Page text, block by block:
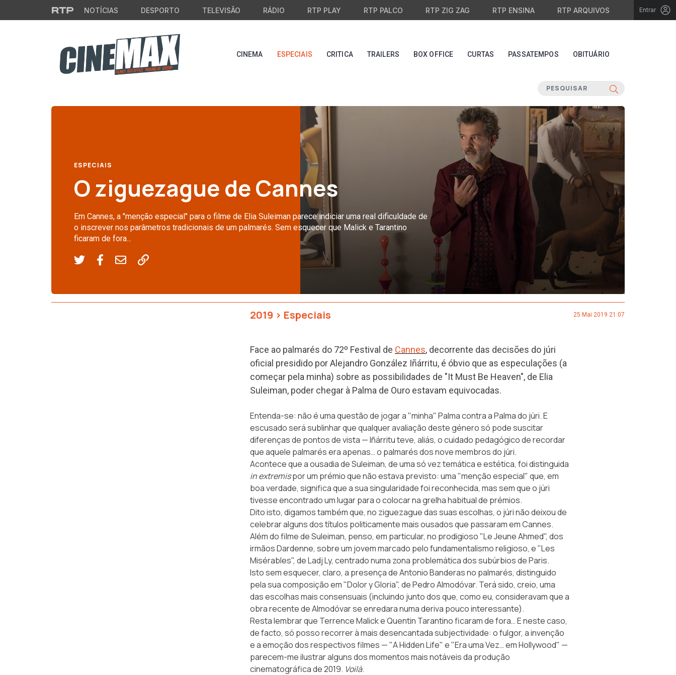
Saltar para o conteúdo principal
NOTÍCIAS DESPORTO TELEVISÃO RÁDIO RTP PLAY RTP PALCO RTP ZIG ZAG RTP ENSINA RTP ARQUIVOS Entrar
CINEMA ESPECIAIS CRITICA TRAILERS BOX OFFICE CURTAS PASSATEMPOS OBITUÁRIO
ESPECIAIS
O ziguezague de Cannes
Em Cannes, a "menção especial" para o filme de Elia Suleiman parece indiciar uma real dificuldade de
o inscrever nos parâmetros tradicionais de um palmarés. Sem esquecer que Malick e Tarantino
ficaram de fora...
2019 > Especiais 25 Mai 2019 21:07
Face ao palmarés do 72º Festival de Cannes, decorrente das decisões do júri
oficial presidido por Alejandro González Iñárritu, é óbvio que as especulações (a
começar pela minha) sobre as possibilidades de "It Must Be Heaven", de Elia
Suleiman, poder chegar à Palma de Ouro estavam equivocadas.
Entenda-se: não é uma questão de jogar a "minha" Palma contra a Palma do júri. E
escusado será sublinhar que qualquer avaliação deste género só pode suscitar
diferenças de pontos de vista — Iñárritu teve, aliás, o cuidado pedagógico de recordar
que aquele palmarés era apenas… o palmarés dos nove membros do júri.
Acontece que a ousadia de Suleiman, de uma só vez temática e estética, foi distinguida
in extremispor um prémio que não estava previsto: uma "menção especial" que, em
boa verdade, significa que a sua singularidade foi reconhecida, mas sem que o júri
tivesse encontrado um lugar para o colocar na grelha habitual de prémios.
Dito isto, digamos também que, no ziguezague das suas escolhas, o júri não deixou de
celebrar alguns dos títulos politicamente mais ousados que passaram em Cannes.
Além do filme de Suleiman, penso, em particular, no prodigioso "Le Jeune Ahmed", dos
irmãos Dardenne, sobre um jovem marcado pelo fundamentalismo religioso, e "Les
Misérables", de Ladj Ly, centrado numa zona problemática dos subúrbios de Paris.
Isto sem esquecer, claro, a presença de Antonio Banderas no palmarés, distinguido
pela sua composição em "Dolor y Gloria", de Pedro Almodóvar. Terá sido, creio, uma
das escolhas mais consensuais (incluindo junto dos que, como eu, consideravam que a
obra recente de Almodóvar se enredara numa deriva pouco interessante).
Resta lembrar que Terrence Malick e Quentin Tarantino ficaram de fora… E neste caso,
de facto, só posso recorrer à mais desencantada subjectividade: o fulgor, a invenção
e a emoção dos respectivos filmes — "A Hidden Life" e "Era uma Vez… em Hollywood" —
parecem-me ilustrar alguns dos momentos mais notáveis da produção
cinematográfica de 2019. Voilà.